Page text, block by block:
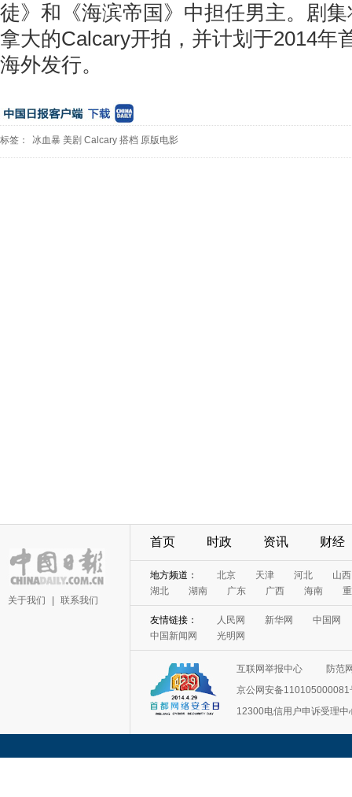
徒》和《海滨帝国》中担任男主。剧
拿大的Calcary开拍，并计划于2014年
海外发行。
标签： 冰血暴 美剧 Calcary 搭档 原版电影
关于我们 联系我们
首页 时政 资讯 财经
地方频道： 北京 天津 河北
山西
湖北
湖南 广东 广西 海南
友情链接： 人民网 新华网
中国网
中国新闻网
光明网
互联网举报中心
防范
京公网安备110105000081
12300电信用户申诉受理中